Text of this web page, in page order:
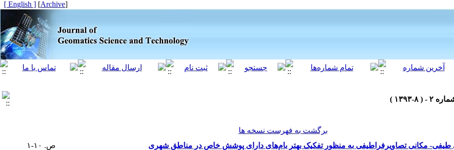
[
Archive
]
[ English ]
برگشت به فهرست نسخه ها
مکانی تصاویرفراطیفی به منظور تفکیک بهتر بام‌های دارای پوشش خاص در مناطق شهری
ص. ۱۰-۱